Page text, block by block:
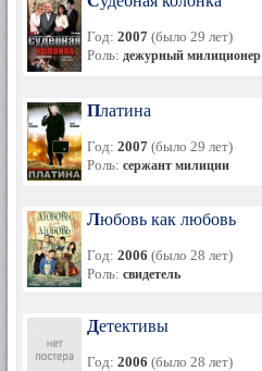
Год: 2007 (было 29 лет)
Роль: дежурный милиционер
Платина
Год: 2007 (было 29 лет)
Роль: сержант милиции
Любовь как любовь
Год: 2006 (было 28 лет)
Роль: свидетель
Детективы
Год: 2006 (было 28 лет)